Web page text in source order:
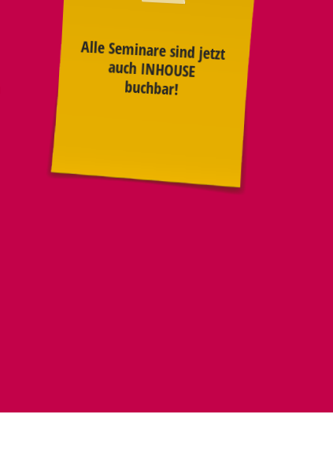
Alle Seminare sind jetzt
auch INHOUSE
buchbar!